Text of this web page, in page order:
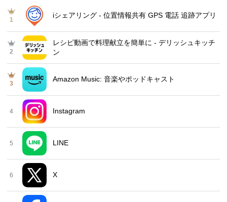
1
iシェアリング - 位置情報共有 GPS 電話 追跡アプリ
2
レシピ動画で料理献立を簡単‪に - デリッシュキッチ
ン
3
Amazon Music: 音楽やポッドキャスト
4 Instagram
5 LINE
6 X